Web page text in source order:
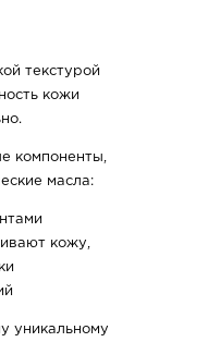
текстурой
кожи
компоненты,
масла:
кожу,
уникальному